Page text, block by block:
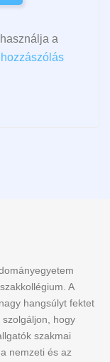
a
A
hangsúlyt fektet
hogy
szakmai
nemzeti és az